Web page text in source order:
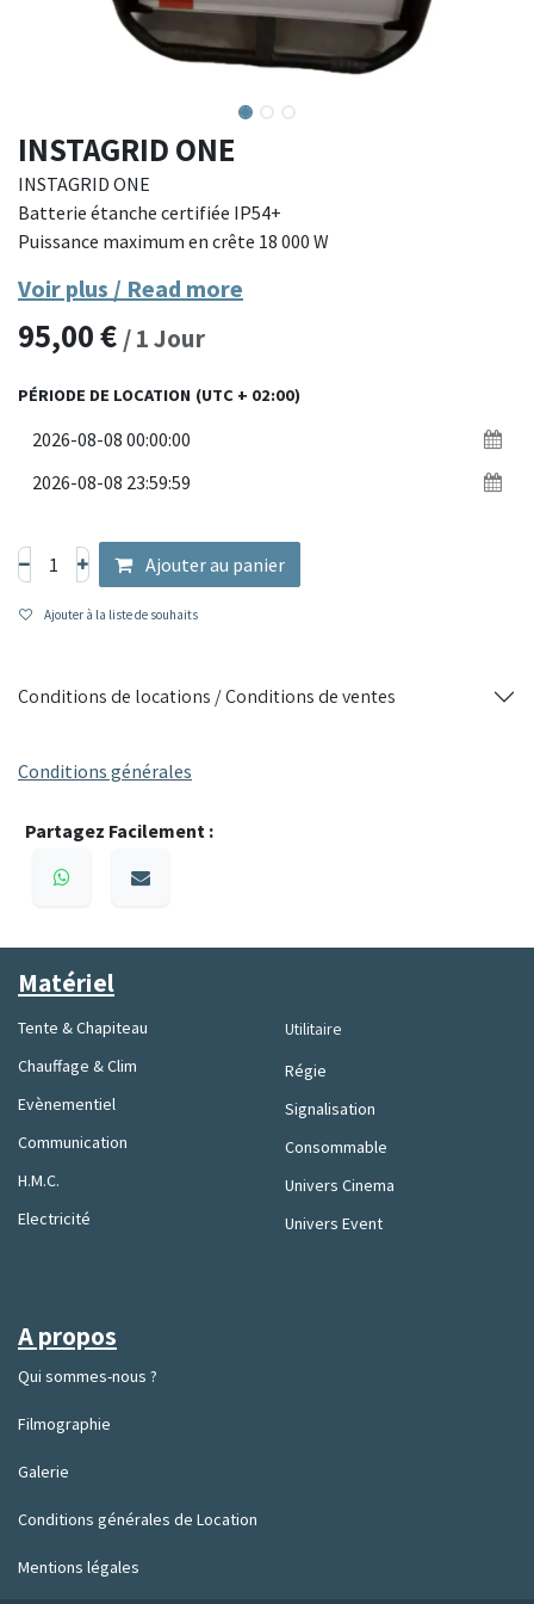
INSTAGRID ONE
INSTAGRID ONE
Batterie étanche certifiée IP54+
Puissance maximum en crête 18 000 W
Poids 20 kg
Voir plus / Read more
95,00€ /1Jour
PÉRIODE DE LOCATION (UTC + 02:00)
Ajouter au panier
Ajouter à la liste de souhaits
Conditions de locations / Conditions de ventes
Conditions générales
Partagez Facilement :
A propos
Qui sommes-nous ?
Filmographie
Galerie
Conditions générales de Location
Mentions légales
Utilitaire
Régie
Signalisation
Consommable
Univers Cinema
Univers Event
Matériel
Tente & Chapiteau
Chauffage & Clim
Evènementiel
Communication
H.M.C.
Electricité